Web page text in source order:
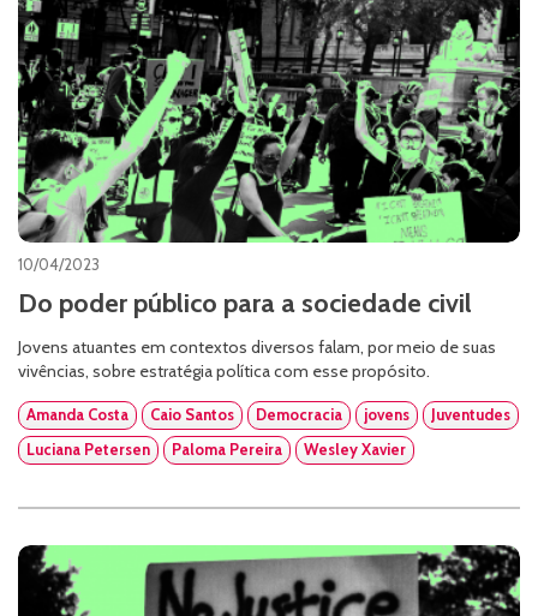
10/04/2023
Do poder público para a sociedade civil
Jovens atuantes em contextos diversos falam, por meio de suas
vivências, sobre estratégia política com esse propósito.
Amanda Costa Caio Santos Democracia jovens
Juventudes
Luciana Petersen
Paloma Pereira Wesley Xavier